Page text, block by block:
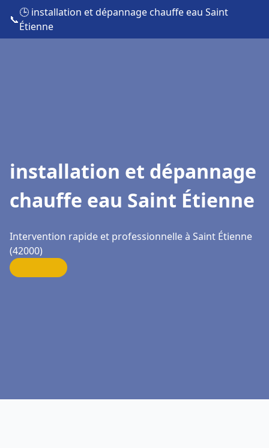
📞
🕒 installation et dépannage chauffe eau Saint
Étienne
installation et dépannage
chauffe eau Saint Étienne
Intervention rapide et professionnelle à Saint Étienne
(42000)